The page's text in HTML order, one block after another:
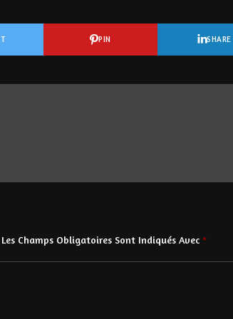
PIN SHARE
Les Champs Obligatoires Sont Indiqués Avec *